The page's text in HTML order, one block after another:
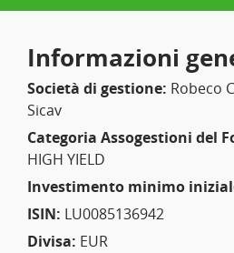
Informazioni
Società di gestione: Robeco
Sicav
Categoria Assogestioni del
HIGH YIELD
Investimento minimo
ISIN: LU0085136942
Divisa: EUR